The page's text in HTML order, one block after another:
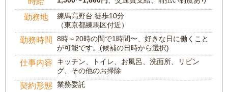
勤務地
練馬高野台 徒歩10分
（東京都練馬区付近）
勤務時間
8時～20時の間で1時間〜、好きな日に働くこと
が可能です。(候補の日時から選択)
仕事内容
キッチン、トイレ、お風呂、洗面所、リビン
グ、その他のお掃除
契約形態 業務委託